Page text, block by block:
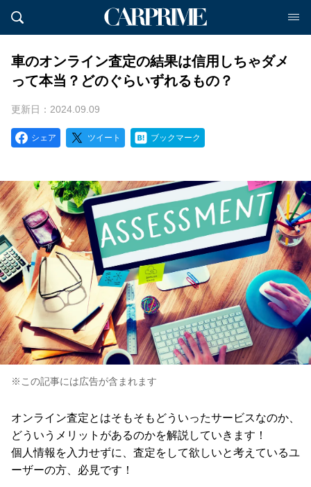
車のオンライン査定の結果は信用しちゃダメ
って本当？どのぐらいずれるもの？
更新日：2024.09.09
シェア ツイート ブックマーク
※この記事には広告が含まれます
オンライン査定とはそもそもどういったサービスなのか、
どういうメリットがあるのかを解説していきます！
個人情報を入力せずに、査定をして欲しいと考えているユ
ーザーの方、必見です！